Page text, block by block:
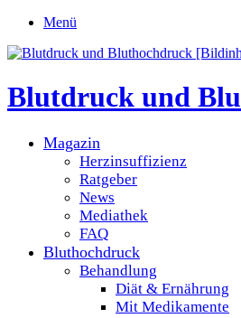
Menü
Blutdruck und
Magazin
Herzinsuffizienz
Ratgeber
News
Mediathek
FAQ
Bluthochdruck
Behandlung
Diät & Ernährung
Mit Medikamente